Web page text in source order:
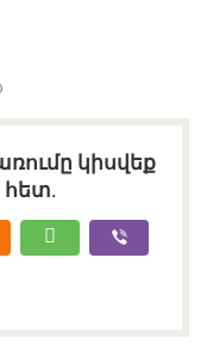
կիսվեք
հետ.